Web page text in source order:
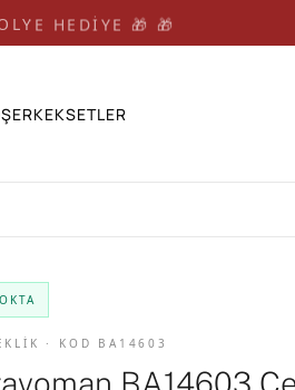
HEDİYE 🎁 🎁
ERKEKSETLER
· KOD BA14603